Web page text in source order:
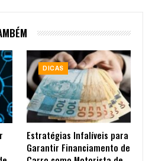
DICAS
Estratégias Infalíveis para
Garantir Financiamento de